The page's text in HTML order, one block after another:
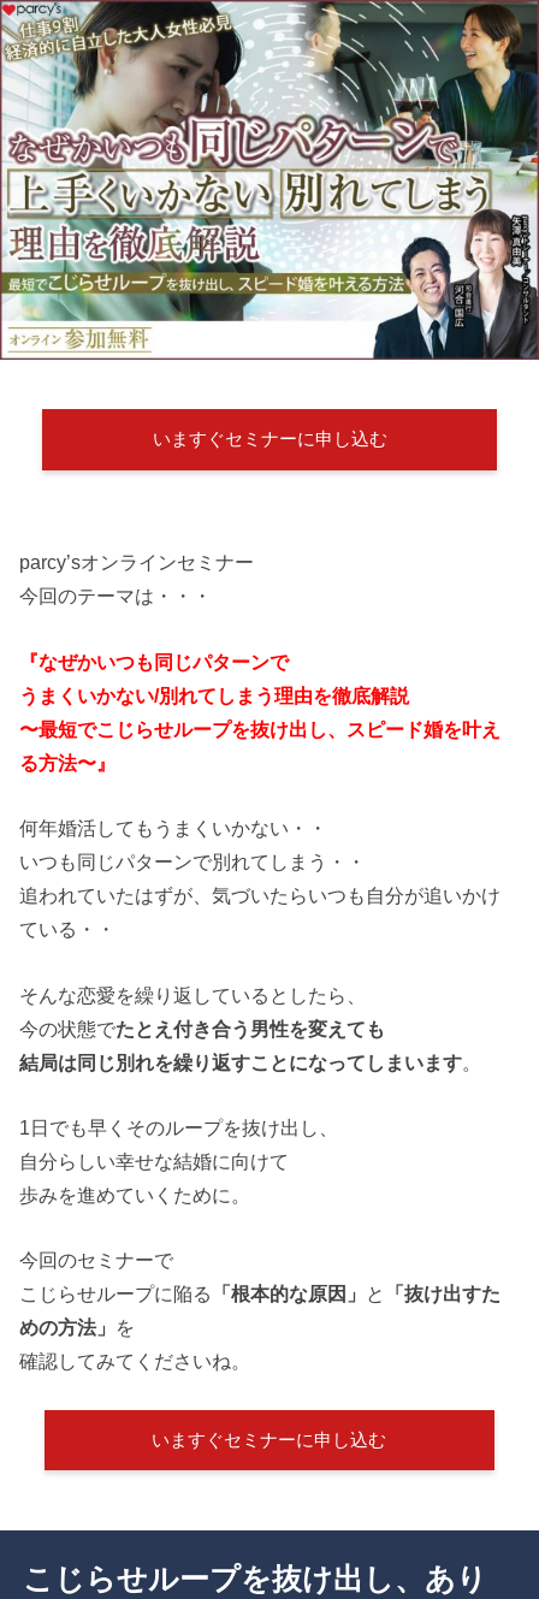
いますぐセミナーに申し込む
parcy’sオンラインセミナー
今回のテーマは・・・
『なぜかいつも同じパターンで
うまくいかない/別れてしまう理由を徹底解説
〜最短でこじらせループを抜け出し、スピード婚を叶え
る方法〜』
何年婚活してもうまくいかない・・
いつも同じパターンで別れてしまう・・
追われていたはずが、気づいたらいつも自分が追いかけ
ている・・
そんな恋愛を繰り返しているとしたら、
今の状態でたとえ付き合う男性を変えても
結局は同じ別れを繰り返すことになってしまいます
1日でも早くそのループを抜け出し、
自分らしい幸せな結婚に向けて
歩みを進めていくために。
今回のセミナーで
こじらせループに陥る
「根本的な原因」 と
「抜け出すた
めの方法」 を
確認してみてくださいね。
いますぐセミナーに申し込む
こじらせループを抜け出し、あり